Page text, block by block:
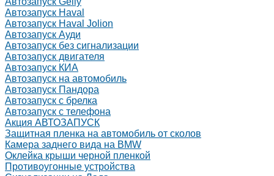
Автозапуск Haval
Автозапуск Haval Jolion
Автозапуск Ауди
Автозапуск без сигнализации
Автозапуск двигателя
Автозапуск КИА
Автозапуск на автомобиль
Автозапуск Пандора
Автозапуск с брелка
Автозапуск с телефона
Акция АВТОЗАПУСК
Защитная пленка на автомобиль от сколов
Камера заднего вида на BMW
Оклейка крыши черной пленкой
Противоугонные устройства